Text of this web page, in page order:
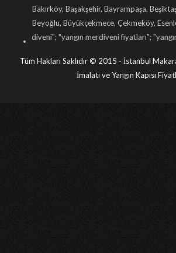
Bakırköy, Başakşehir, Bayrampaşa,
Beyoğlu, Büyükçekmece, Çekmeköy,
yangın merdiveni fiyatları"; "yangın merdiveni
Tüm Hakları Saklıdır © 2015 - İstanbul
İmalatı ve Yangın Kapısı